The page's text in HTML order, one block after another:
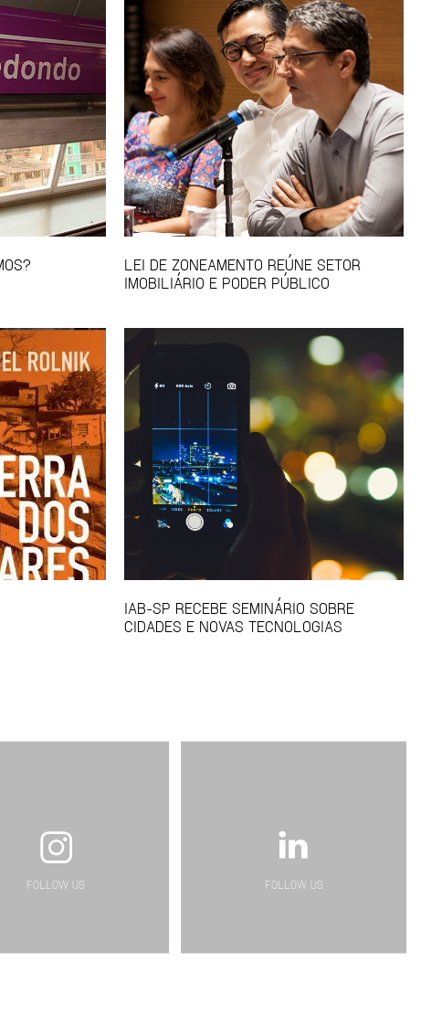
LEI DE ZONEAMENTO REÚNE SETOR
IMOBILIÁRIO E PODER PÚBLICO
IAB-SP RECEBE SEMINÁRIO SOBRE
CIDADES E NOVAS TECNOLOGIAS
FOLLOW US FOLLOW US